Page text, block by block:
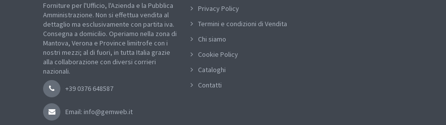
Forniture per l'Ufficio, l'Azienda e la Pubblica
Amministrazione. Non si effettua vendita al
dettaglio ma esclusivamente con partita iva.
Consegna a domicilio. Operiamo nella zona di
Mantova, Verona e Province limitrofe con i
nostri mezzi; al di fuori, in tutta Italia grazie
alla collaborazione con diversi corrieri
nazionali.
+39 0376 648587
Email: info@gemweb.it
Privacy Policy
Termini e condizioni di Vendita
Chi siamo
Cookie Policy
Cataloghi
Contatti